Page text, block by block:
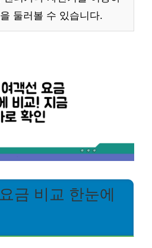
둘러볼 수 있습니다.
금 비교 한눈에